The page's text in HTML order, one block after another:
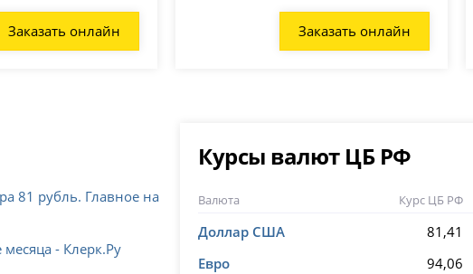
Заказать онлайн Заказать онлайн
81 рубль. Главное на
- Клерк.Ру
Курсы валют ЦБ РФ
Валюта Курс ЦБ РФ
Доллар США 81,41
Евро 94,06